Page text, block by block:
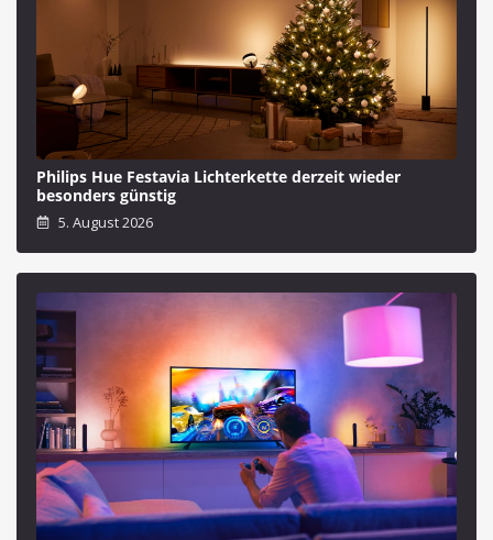
Philips Hue Festavia Lichterkette derzeit wieder
besonders günstig
5. August 2026